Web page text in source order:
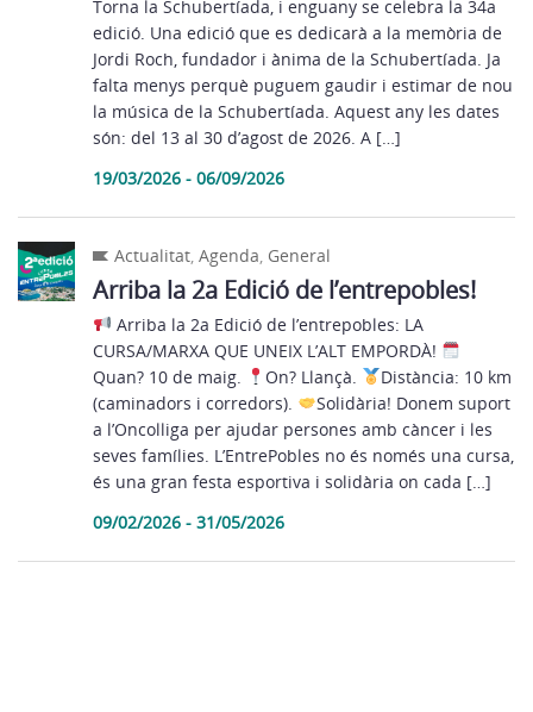
Torna la Schubertíada, i enguany se celebra la 34a
edició. Una edició que es dedicarà a la memòria de
Jordi Roch, fundador i ànima de la Schubertíada. Ja
falta menys perquè puguem gaudir i estimar de nou
la música de la Schubertíada. Aquest any les dates
són: del 13 al 30 d’agost de 2026. A […]
19/03/2026 - 06/09/2026
Actualitat,Agenda, General
Arriba la 2a Edició de l’entrepobles!
Arriba la 2a Edició de l’entrepobles: LA
CURSA/MARXA QUE UNEIX L’ALT EMPORDÀ!
Quan? 10 de maig.
On? Llançà.
Distància: 10 km
(caminadors i corredors).
Solidària! Donem suport
a l’Oncolliga per ajudar persones amb càncer i les
seves famílies. L’EntrePobles no és només una cursa,
és una gran festa esportiva i solidària on cada […]
09/02/2026 - 31/05/2026